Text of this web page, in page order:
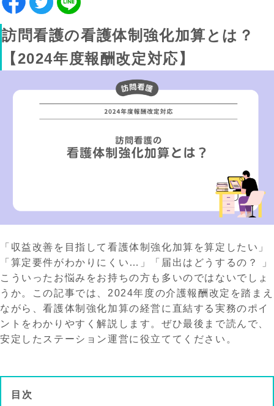
訪問看護の看護体制強化加算とは？
【2024年度報酬改定対応】
「収益改善を目指して看護体制強化加算を算定したい」
「算定要件がわかりにくい…」「届出はどうするの？ 」
こういったお悩みをお持ちの方も多いのではないでしょ
うか。この記事では、2024年度の介護報酬改定を踏まえ
ながら、看護体制強化加算の経営に直結する実務のポイ
ントをわかりやすく解説します。ぜひ最後まで読んで、
安定したステーション運営に役立ててください。
目次